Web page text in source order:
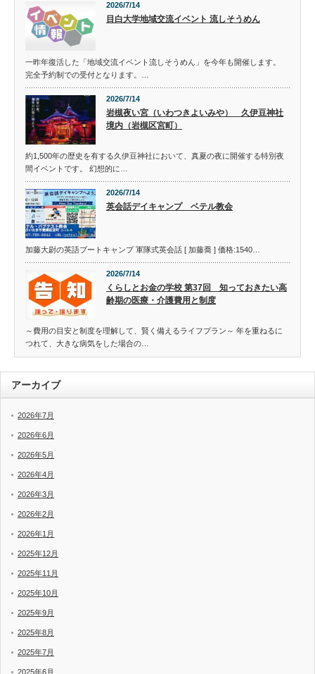
2026/7/14
目白大学地域交流イベント 流しそうめん
一昨年復活した「地域交流イベント流しそうめん」を今年も開催します。
完全予約制での受付となります。…
2026/7/14
岩槻夜い宮（いわつきよいみや） 久伊豆神社
境内（岩槻区宮町）
約1,500年の歴史を有する久伊豆神社において、真夏の夜に開催する特別夜
間イベントです。 幻想的に…
2026/7/14
英会話デイキャンプ ベテル教会
加藤大尉の英語ブートキャンプ 軍隊式英会話 [ 加藤喬 ] 価格:1540…
2026/7/14
くらしとお金の学校 第37回 知っておきたい高
齢期の医療・介護費用と制度
～費用の目安と制度を理解して、賢く備えるライフプラン～ 年を重ねるに
つれて、大きな病気をした場合の…
アーカイブ
2026年7月
2026年6月
2026年5月
2026年4月
2026年3月
2026年2月
2026年1月
2025年12月
2025年11月
2025年10月
2025年9月
2025年8月
2025年7月
2025年6月